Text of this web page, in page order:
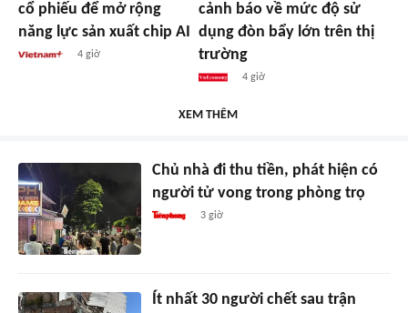
cổ phiếu để mở rộng
năng lực sản xuất chip AI
4 giờ
cảnh báo về mức độ sử
dụng đòn bẩy lớn trên thị
trường
4 giờ
XEM THÊM
Chủ nhà đi thu tiền, phát hiện có
người tử vong trong phòng trọ
3 giờ
Ít nhất 30 người chết sau trận